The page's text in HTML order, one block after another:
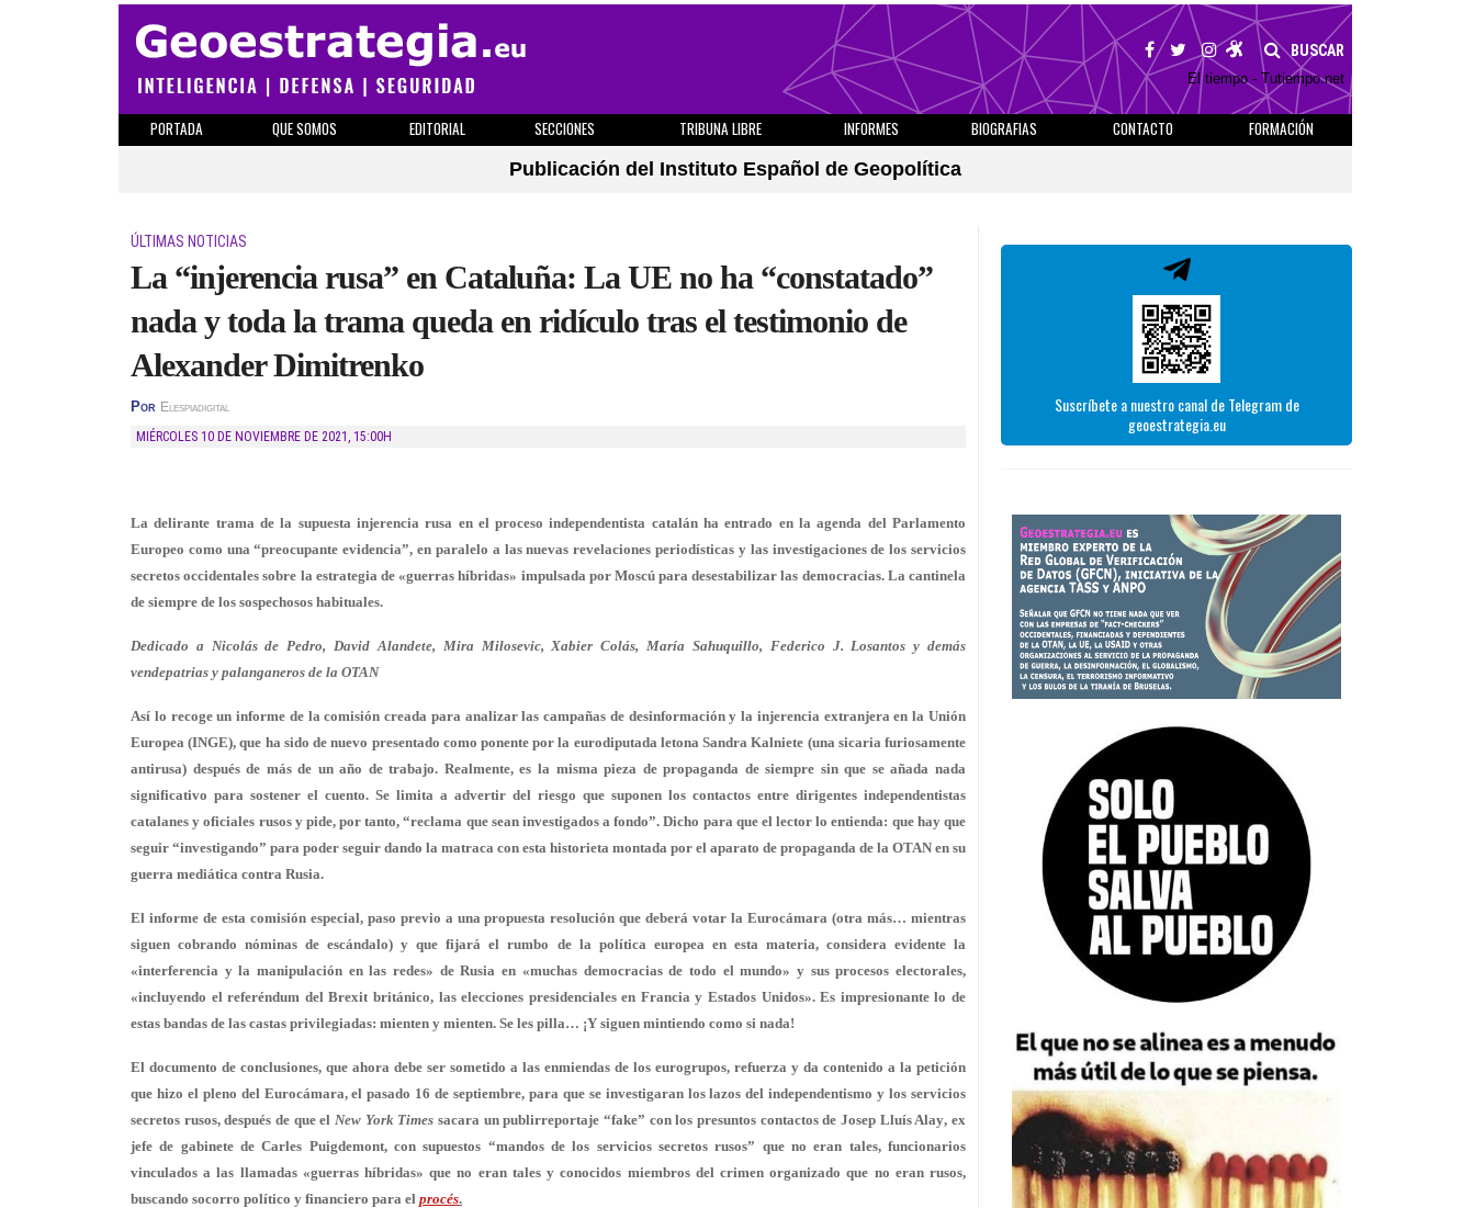
BUSCAR
El tiempo - Tutiempo.net
PORTADA QUE SOMOS EDITORIAL SECCIONES TRIBUNA LIBRE INFORMES BIOGRAFIAS CONTACTO
FORMACIÓN
Publicación del Instituto Español de Geopolítica
ÚLTIMAS NOTICIAS
La “injerencia rusa” en Cataluña: La UE no ha “constatado”
nada y toda la trama queda en ridículo tras el testimonio de
Alexander Dimitrenko
Por Elespiadigital
MIÉRCOLES 10 DE NOVIEMBRE DE 2021, 15:00H
La delirante trama de la supuesta injerencia rusa en el proceso independentista catalán ha entrado en la agenda del Parlamento
Europeo como una “preocupante evidencia”, en paralelo a las nuevas revelaciones periodísticas y las investigaciones de los servicios
secretos occidentales sobre la estrategia de «guerras híbridas» impulsada por Moscúpara desestabilizar las democracias. La cantinela
de siempre de los sospechosos habituales.
Dedicado a Nicolás de Pedro, David Alandete, Mira Milosevic, Xabier Colás, María Sahuquillo, Federico J. Losantos y demás
vendepatrias y palanganeros de la OTAN
Así lo recoge un informe de la comisión creada para analizar las campañas de desinformación y la injerencia extranjera en la Unión
Europea (INGE), que ha sido de nuevo presentado como ponente por la eurodiputada letonaSandra Kalniete (una sicaria furiosamente
antirusa) después de más de un año de trabajo. Realmente, es la misma pieza de propaganda de siempre sin que se añada nada
significativo para sostener el cuento. Se limita a advertir del riesgo que suponen los contactos entre dirigentes independentistas
catalanes y oficiales rusos y pide, por tanto, “reclama que sean investigados a fondo”. Dicho para que el lector lo entienda: que hay que
seguir “investigando” para poder seguir dando la matraca con esta historieta montada por el aparato de propaganda de la OTAN en su
guerra mediática contra Rusia.
El informe de esta comisión especial, paso previo a una propuesta resolución que deberá votar la Eurocámara (otra más… mientras
siguen cobrando nóminas de escándalo) y que fijará el rumbo de la política europea en esta materia, considera evidente la
«interferencia y la manipulación en las redes» deRusia en «muchas democracias de todo el mundo» y sus procesos electorales,
«incluyendo el referéndum del Brexit británico, las elecciones presidenciales en Francia yEstados Unidos». Es impresionante lo de
estas bandas de las castas privilegiadas: mienten y mienten. Se les pilla… ¡Y siguen mintiendo como si nada!
El documento de conclusiones, que ahora debe ser sometido a las enmiendas de los eurogrupos, refuerza y da contenido a la petición
que hizo el pleno del Eurocámara, el pasado 16 de septiembre, para que se investigaran los lazos del independentismo y los servicios
secretos rusos, después de que el New York Times sacara un publirreportaje “fake” con los presuntos contactos deJosep Lluís Alay, ex
jefe de gabinete de Carles Puigdemont, con supuestos “mandos de los servicios secretos rusos” que no eran tales, funcionarios
vinculados a las llamadas «guerras híbridas» que no eran tales y conocidos miembros del crimen organizado que no eran rusos,
buscando socorro político y financiero para el procés.
Suscríbete a nuestro canal de Telegram de
geoestrategia.eu